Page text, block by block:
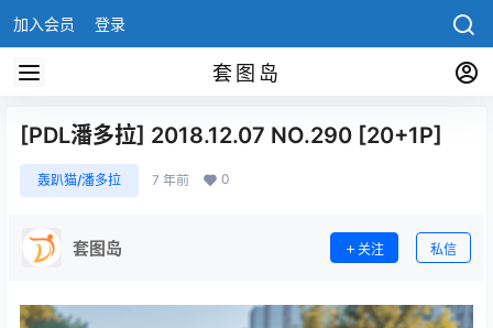
加入会员 登录
套图岛
[PDL潘多拉] 2018.12.07 NO.290 [20+1P]
轰趴猫/潘多拉 7 年前 0
套图岛 关注 私信